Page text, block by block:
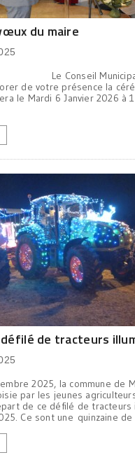
du maire
Le Conseil Municipal
de votre présence la
le Mardi 6 Janvier 2026 à
de tracteurs
2025, la commune de
par les jeunes
de ce défilé de tracteurs
Ce sont une quinzaine